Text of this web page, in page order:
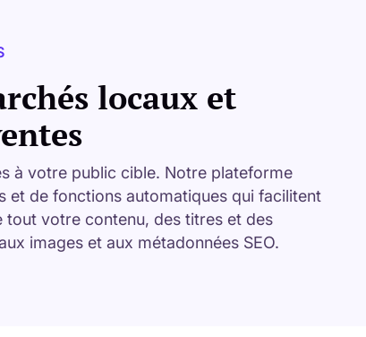
locaux et
à votre public cible. Notre plateforme
et de fonctions automatiques qui facilitent
votre contenu, des titres et des
images et aux métadonnées SEO.